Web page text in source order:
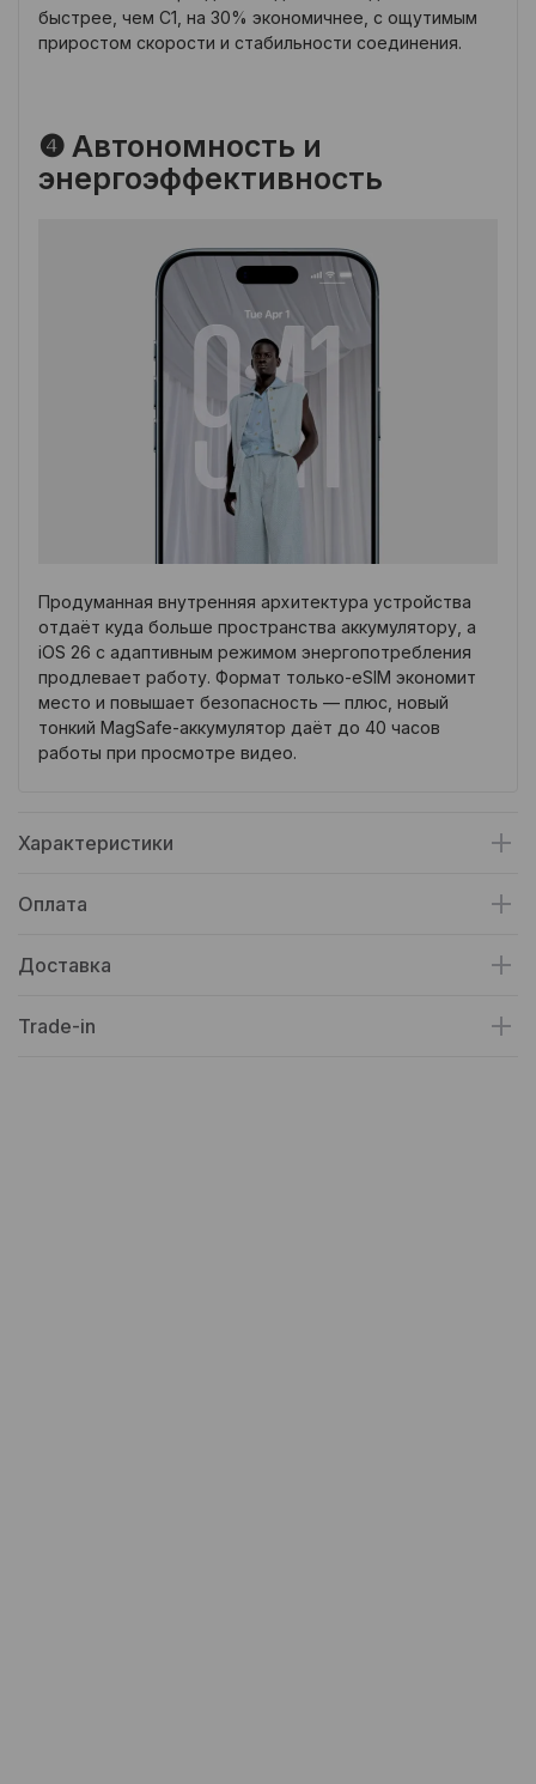
быстрее, чем C1, на 30% экономичнее, с ощутимым
приростом скорости и стабильности соединения.
❹ Автономность и
энергоэффективность
Продуманная внутренняя архитектура устройства
отдаёт куда больше пространства аккумулятору, а
iOS 26 с адаптивным режимом энергопотребления
продлевает работу. Формат только-eSIM экономит
место и повышает безопасность — плюс, новый
тонкий MagSafe-аккумулятор даёт до 40 часов
работы при просмотре видео.
Характеристики
Оплата
Доставка
Trade-in